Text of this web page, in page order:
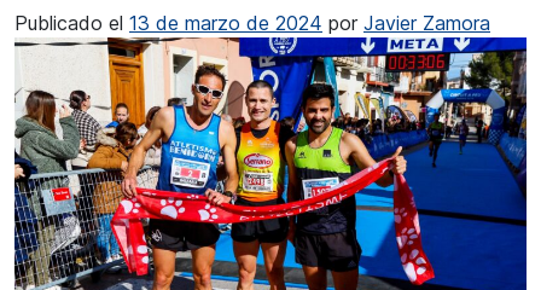
Publicado el 13 de marzo de 2024 por Javier Zamora